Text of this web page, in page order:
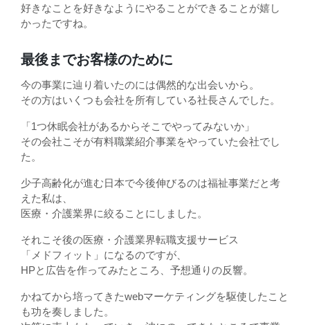
好きなことを好きなようにやることができることが嬉し
かったですね。
最後までお客様のために
今の事業に辿り着いたのには偶然的な出会いから。
その方はいくつも会社を所有している社長さんでした。
「1つ休眠会社があるからそこでやってみないか」
その会社こそが有料職業紹介事業をやっていた会社でし
た。
少子高齢化が進む日本で今後伸びるのは福祉事業だと考
えた私は、
医療・介護業界に絞ることにしました。
それこそ後の医療・介護業界転職支援サービス
「メドフィット」になるのですが、
HPと広告を作ってみたところ、予想通りの反響。
かねてから培ってきたwebマーケティングを駆使したこと
も功を奏しました。